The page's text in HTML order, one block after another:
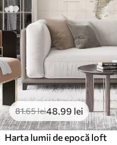
Vinil Premium
250 150.00 lei /m²
Peel and Stick
300.00180.00lei/m²
81.65lei48 .99 lei
Harta lumii de epocă loft